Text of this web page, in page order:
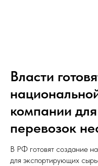
Власти
компании
перевозок
В РФ готовят создание
для экспортирующих